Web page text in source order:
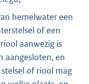
hemelwater een
of een
aanwezig is
aangesloten, en
of riool mag